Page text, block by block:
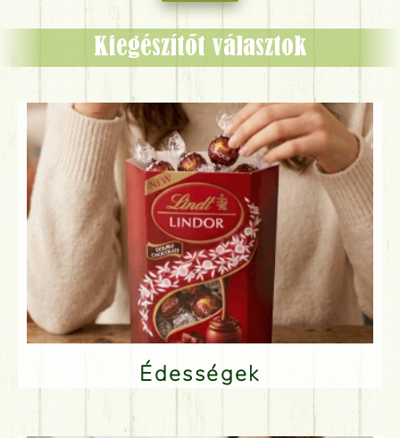
Kiegészítőt választok
Édességek